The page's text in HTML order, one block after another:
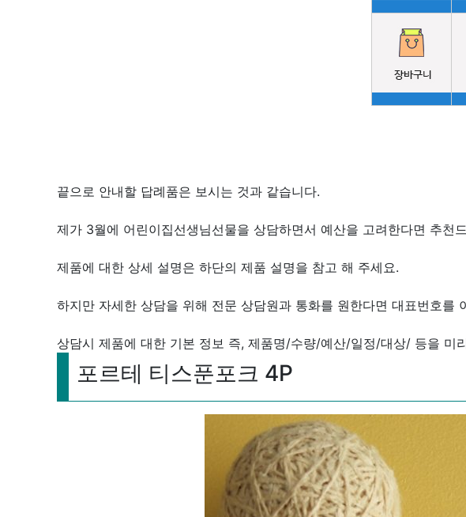
끝으로 안내할 답례품은 보시는 것과 같습니다.
제가 3월에 어린이집선생님선물을 상담하면서 예산을 고려한다면 추천
제품에 대한 상세 설명은 하단의 제품 설명을 참고 해 주세요.
하지만 자세한 상담을 위해 전문 상담원과 통화를 원한다면 대표번호를
상담시 제품에 대한 기본 정보 즉, 제품명/수량/예산/일정/대상/ 등을 미
포르테 티스푼포크 4P